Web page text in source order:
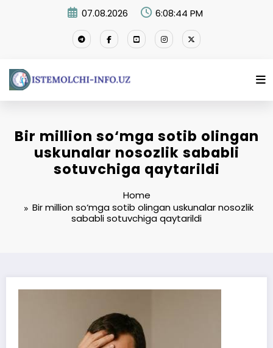
07.08.2026 6:08:45 PM
Bir million so‘mga sotib olingan
uskunalar nosozlik sababli
sotuvchiga qaytarildi
Home
Bir million so‘mga sotib olingan uskunalar nosozlik
sababli sotuvchiga qaytarildi